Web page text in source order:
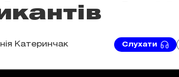
Катеринчак Слухати